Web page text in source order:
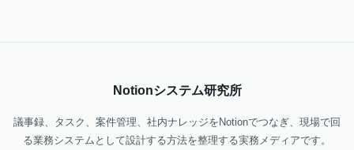
Notionシステム研究所
議事録、タスク、案件管理、社内ナレッジをNotionでつなぎ、現場で回
る業務システムとして設計する方法を整理する実務メディアです。